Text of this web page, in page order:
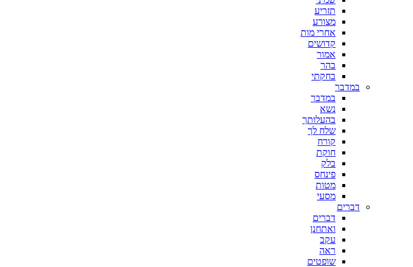
תזריע
מצורע
אחרי מות
קדושים
אמור
בהר
בחקתי
במדבר
במדבר
נשא
בהעלותך
שלח לך
קורח
חוקת
בלק
פינחס
מטות
מסעי
דברים
דברים
ואתחנן
עקב
ראה
שופטים